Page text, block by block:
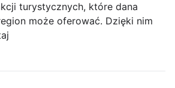
turystycznych, które dana
może oferować. Dzięki nim